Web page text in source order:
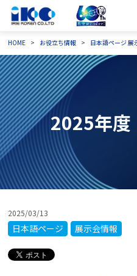
HOME お役立ち情報 日本語ページ展
2025年
2025/03/13
日本語ページ 展示会情報